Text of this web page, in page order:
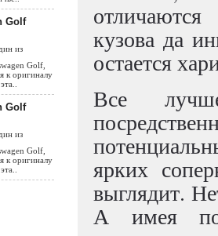
Golf
из
Golf,
к оригиналу
Golf
из
Golf,
к оригиналу
кузова да
остается
Все
ярких
выглядит.
А имея